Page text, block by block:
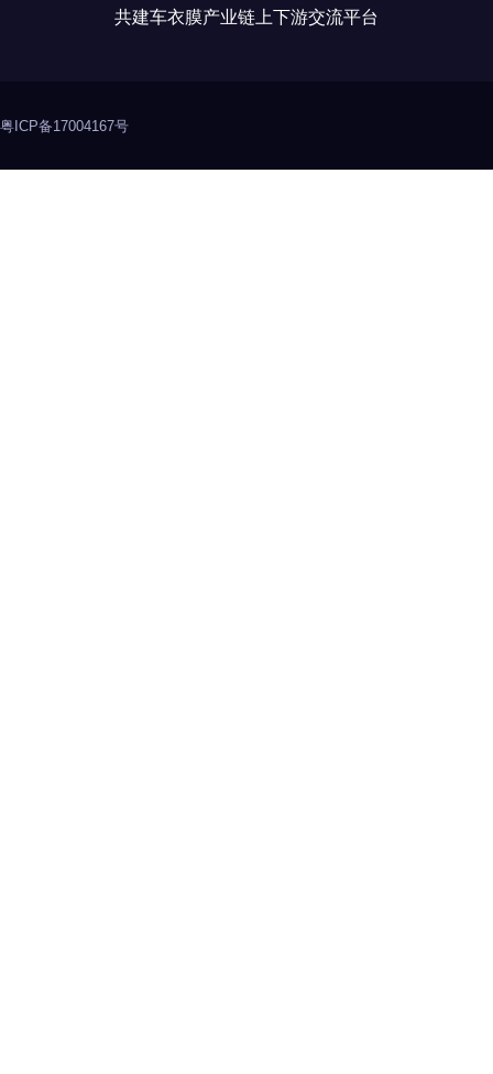
共建车衣膜产业链上下游交流平台
粤ICP备17004167号